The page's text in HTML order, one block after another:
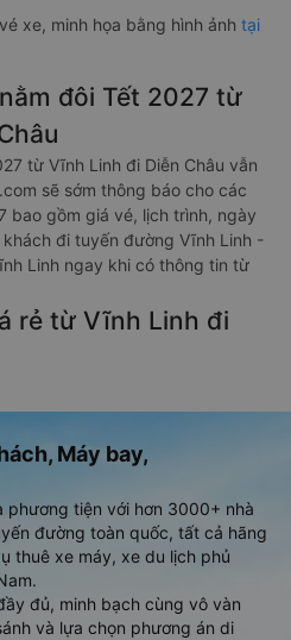
xe, minh họa bằng hình ảnh tại
đôi Tết 2027 từ
từ Vĩnh Linh đi Diễn Châu vẫn
sẽ sớm thông báo cho các
bao gồm giá vé, lịch trình, ngày
đi tuyến đường Vĩnh Linh -
Linh ngay khi có thông tin từ
rẻ từ Vĩnh Linh đi
Máy bay,
tiện với hơn 3000+ nhà
đường toàn quốc, tất cả hãng
thuê xe máy, xe du lịch phủ
đủ, minh bạch cùng vô vàn
và lựa chọn phương án di